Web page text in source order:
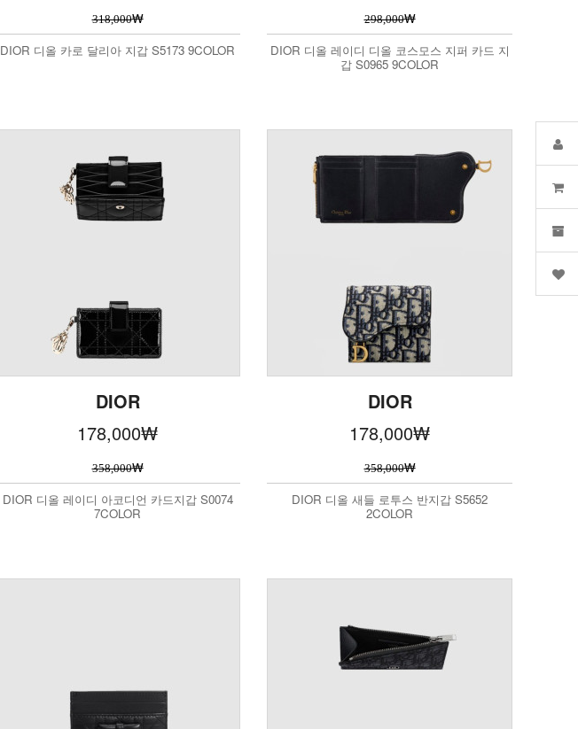
318,000₩
DIOR 디올 카로 달리아 지갑 S5173 9COLOR
298,000₩
DIOR 디올 레이디 디올 코스모스 지퍼 카드 지
갑 S0965 9COLOR
DIOR
178,000₩
358,000₩
DIOR 디올 레이디 아코디언 카드지갑 S0074
7COLOR
DIOR
178,000₩
358,000₩
DIOR 디올 새들 로투스 반지갑 S5652
2COLOR